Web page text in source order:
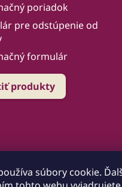
súbory cookie.
poriadok
pre odstúpenie od
formulár
produkty